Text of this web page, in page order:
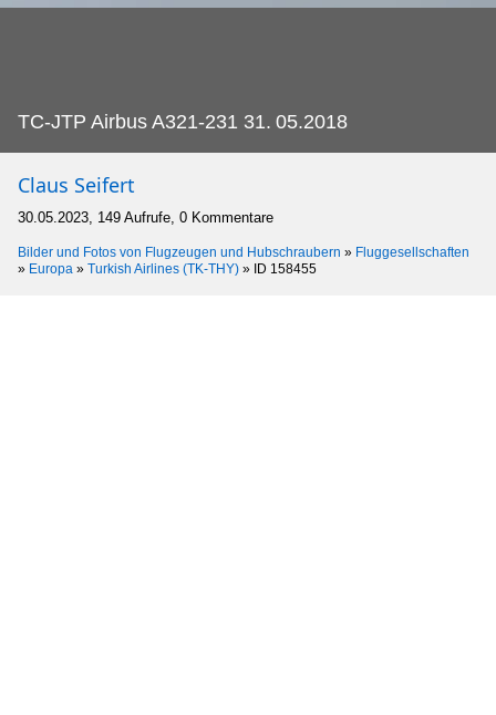
TC-JTP Airbus A321-231 31. 05.2018
Claus Seifert
30.05.2023, 149 Aufrufe, 0 Kommentare
Bilder und Fotos von Flugzeugen und Hubschraubern » Fluggesellschaften
» Europa » Turkish Airlines (TK-THY) » ID 158455